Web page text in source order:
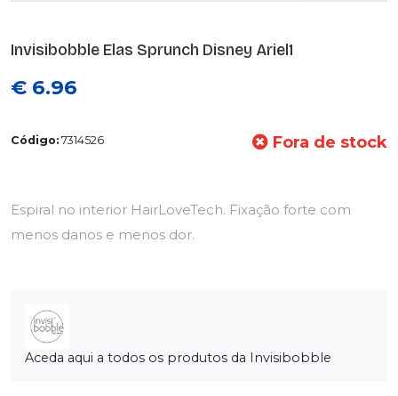
Invisibobble Elas Sprunch Disney Ariel1
€ 6.96
Código: 7314526 Fora de stock
Espiral no interior HairLoveTech. Fixação forte com
menos danos e menos dor.
Aceda aqui a todos os produtos da Invisibobble